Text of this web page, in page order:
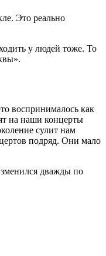
Это реально
у людей тоже. То
воспринималось как
на наши концерты
сулит нам
подряд. Они мало
дважды по